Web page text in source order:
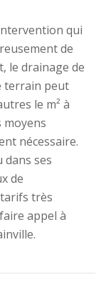
qui
de
le drainage de
terrain peut
le m² à
moyens
nécessaire.
ses
de
très
appel à